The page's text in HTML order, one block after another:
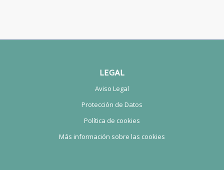
LEGAL
Aviso Legal
Protección de Datos
Política de cookies
Más información sobre las cookies